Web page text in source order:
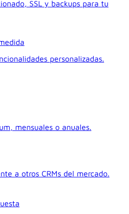
SSL y backups para tu
personalizadas.
mensuales o anuales.
a otros CRMs del mercado.